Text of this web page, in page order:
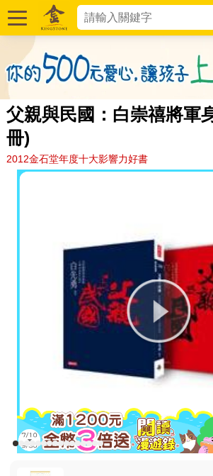
父親與民國：白崇禧將軍
冊)
2012金石堂年度十大影響力好書